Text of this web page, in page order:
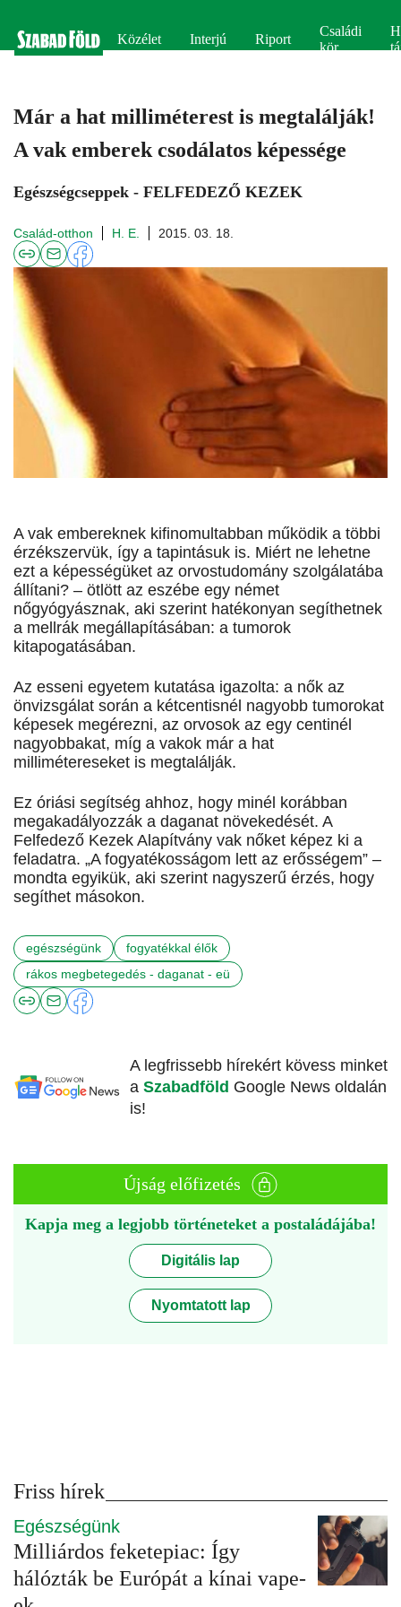
Közélet Interjú Riport
Családi
kör
Már a hat milliméterest is megtalálják!
A vak emberek csodálatos képessége
Egészségcseppek - FELFEDEZŐ KEZEK
Család-otthon H. E. 2015. 03. 18.
A vak embereknek kifinomultabban működik a többi
érzékszervük, így a tapintásuk is. Miért ne lehetne
ezt a képességüket az orvostudomány szolgálatába
állítani? – ötlött az eszébe egy német
nőgyógyásznak, aki szerint hatékonyan segíthetnek
a mellrák megállapításában: a tumorok
kitapogatásában.
Az esseni egyetem kutatása igazolta: a nők az
önvizsgálat során a kétcentisnél nagyobb tumorokat
képesek megérezni, az orvosok az egy centinél
nagyobbakat, míg a vakok már a hat
millimétereseket is megtalálják.
Ez óriási segítség ahhoz, hogy minél korábban
megakadályozzák a daganat növekedését. A
Felfedező Kezek Alapítvány vak nőket képez ki a
feladatra. „A fogyatékosságom lett az erősségem” –
mondta egyikük, aki szerint nagyszerű érzés, hogy
segíthet másokon.
egészségünk
fogyatékkal élők
rákos megbetegedés - daganat - eü
A legfrissebb hírekért kövess minket
a Szabadföld Google News oldalán
is!
Újság előfizetés
Kapja meg a legjobb történeteket a postaládájába!
Digitális lap
Nyomtatott lap
Friss hírek
Egészségünk
Milliárdos feketepiac: Így
hálózták be Európát a kínai vape-